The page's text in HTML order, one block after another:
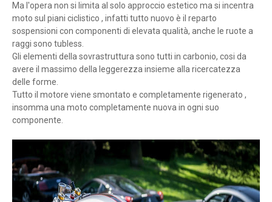
Ma l'opera non si limita al solo approccio estetico ma si incentra
moto sul piani ciclistico , infatti tutto nuovo è il reparto
sospensioni con componenti di elevata qualità, anche le ruote a
raggi sono tubless.
Gli elementi della sovrastruttura sono tutti in carbonio, cosi da
avere il massimo della leggerezza insieme alla ricercatezza
delle forme.
Tutto il motore viene smontato e completamente rigenerato ,
insomma una moto completamente nuova in ogni suo
componente.